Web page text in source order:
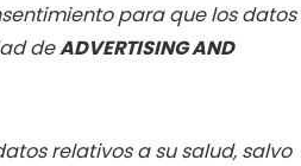
para que los datos
deADVERTISING AND
relativos a su salud, salvo